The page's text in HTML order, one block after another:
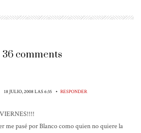
36 comments
18 JULIO, 2008 LAS 6:35 • RESPONDER
me pasé por Blanco como quien no quiere la